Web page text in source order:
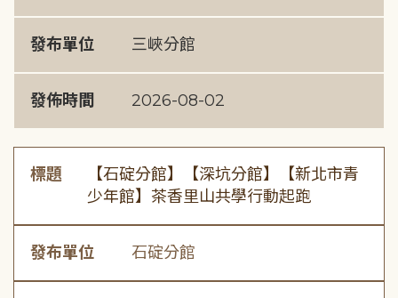
發布單位 三峽分館
發佈時間 2026-08-02
標題
【石碇分館】【深坑分館】【新北市青
少年館】茶香里山共學行動起跑
發布單位 石碇分館